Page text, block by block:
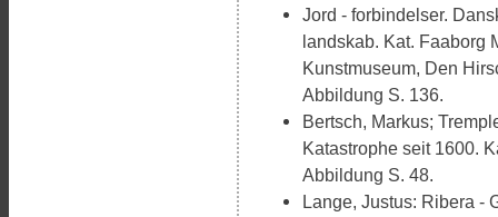
Jord - forbindelser.
landskab. Kat. Faaborg
Kunstmuseum, Den
Abbildung S. 136.
Bertsch, Markus;
Katastrophe seit 1600.
Abbildung S. 48.
Lange, Justus: Ribera -